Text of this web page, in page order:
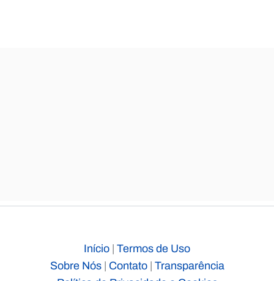
Início | Termos de Uso
Sobre Nós| Contato| Transparência